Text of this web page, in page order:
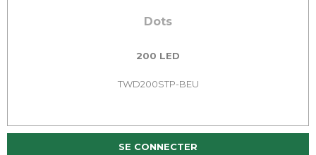
Dots
200 LED
TWD200STP-BEU
SE CONNECTER